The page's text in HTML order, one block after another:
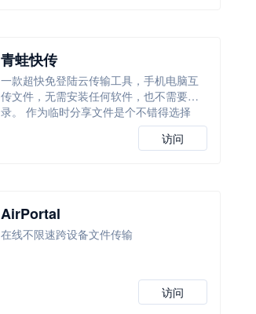
青蛙快传
一款超快免登陆云传输工具，手机电脑互
传文件，无需安装任何软件，也不需要登
录。 作为临时分享文件是个不错得选择
访问
AirPortal
在线不限速跨设备文件传输
访问